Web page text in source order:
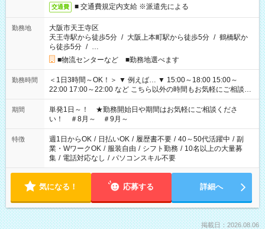
交通費 ■ 交通費規定内支給 ※派遣先による
勤務地
大阪市天王寺区
天王寺駅から徒歩5分 / 大阪上本町駅から徒歩5分 / 鶴橋駅か
ら徒歩5分 / …
■物流センターなど ■勤務地選べます
勤務時間
＜1日3時間～OK！＞ ▼ 例えば… ▼ 15:00～18:00 15:00～
22:00 17:00～22:00 など こちら以外の時間もお気軽にご相談く
ださい！
期間
単発1日～！ ★勤務開始日や期間はお気軽にご相談くださ
い！ ＃8月～ ＃9月～
特徴 週1日からOK / 日払いOK / 履歴書不要 / 40～50代活躍中 / 副
業・WワークOK / 服装自由 / シフト勤務 / 10名以上の大量募
集 / 電話対応なし / パソコンスキル不要
気になる！ 応募する 詳細へ
掲載日：2026.08.06